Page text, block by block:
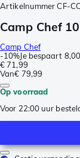
Artikelnummer CF-
Camp Chef
Camp Chef
-10%Je bespaart 8,00
€ 71,99
Van€ 79,99
Op voorraad
Voor 22:00 uur